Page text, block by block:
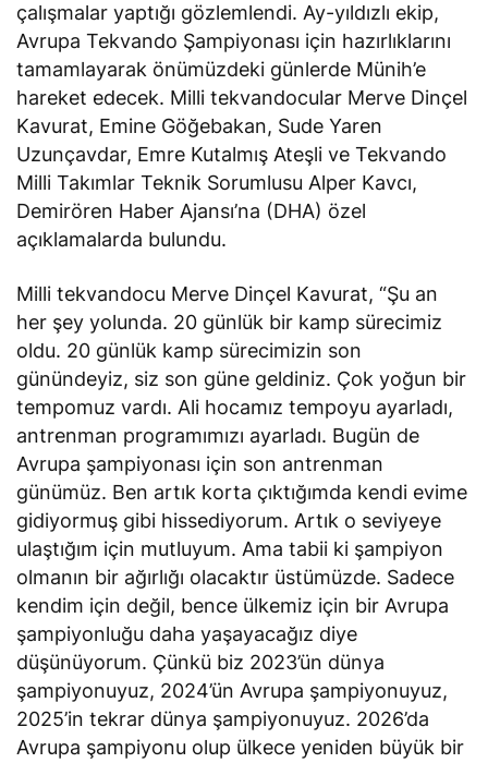
çalışmalar yaptığı gözlemlendi. Ay-yıldızlı ekip,
Avrupa Tekvando Şampiyonası için hazırlıklarını
tamamlayarak önümüzdeki günlerde Münih’e
hareket edecek. Milli tekvandocular Merve Dinçel
Kavurat, Emine Göğebakan, Sude Yaren
Uzunçavdar, Emre Kutalmış Ateşli ve Tekvando
Milli Takımlar Teknik Sorumlusu Alper Kavcı,
Demirören Haber Ajansı’na (DHA) özel
açıklamalarda bulundu.
Milli tekvandocu Merve Dinçel Kavurat, “Şu an
her şey yolunda. 20 günlük bir kamp sürecimiz
oldu. 20 günlük kamp sürecimizin son
günündeyiz, siz son güne geldiniz. Çok yoğun bir
tempomuz vardı. Ali hocamız tempoyu ayarladı,
antrenman programımızı ayarladı. Bugün de
Avrupa şampiyonası için son antrenman
günümüz. Ben artık korta çıktığımda kendi evime
gidiyormuş gibi hissediyorum. Artık o seviyeye
ulaştığım için mutluyum. Ama tabii ki şampiyon
olmanın bir ağırlığı olacaktır üstümüzde. Sadece
kendim için değil, bence ülkemiz için bir Avrupa
şampiyonluğu daha yaşayacağız diye
düşünüyorum. Çünkü biz 2023’ün dünya
şampiyonuyuz, 2024’ün Avrupa şampiyonuyuz,
2025’in tekrar dünya şampiyonuyuz. 2026’da
Avrupa şampiyonu olup ülkece yeniden büyük bir